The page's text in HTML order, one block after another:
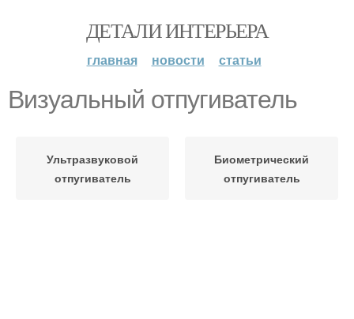
ДЕТАЛИ ИНТЕРЬЕРА
главная новости статьи
Визуальный отпугиватель
Ультразвуковой
отпугиватель
Биометрический
отпугиватель